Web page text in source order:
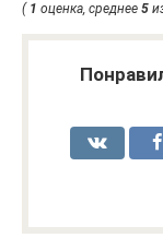
( 1 оценка, среднее 5